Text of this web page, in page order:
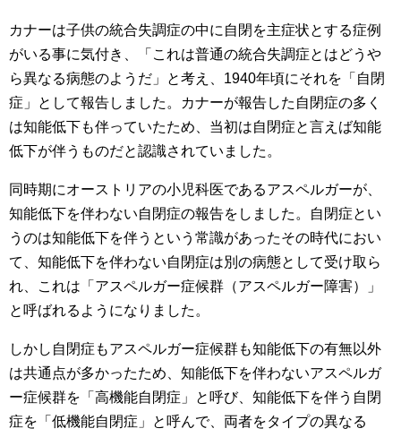
カナーは子供の統合失調症の中に自閉を主症状とする症例
がいる事に気付き、「これは普通の統合失調症とはどうや
ら異なる病態のようだ」と考え、1940年頃にそれを「自閉
症」として報告しました。カナーが報告した自閉症の多く
は知能低下も伴っていたため、当初は自閉症と言えば知能
低下が伴うものだと認識されていました。
同時期にオーストリアの小児科医であるアスペルガーが、
知能低下を伴わない自閉症の報告をしました。自閉症とい
うのは知能低下を伴うという常識があったその時代におい
て、知能低下を伴わない自閉症は別の病態として受け取ら
れ、これは「アスペルガー症候群（アスペルガー障害）」
と呼ばれるようになりました。
しかし自閉症もアスペルガー症候群も知能低下の有無以外
は共通点が多かったため、知能低下を伴わないアスペルガ
ー症候群を「高機能自閉症」と呼び、知能低下を伴う自閉
症を「低機能自閉症」と呼んで、両者をタイプの異なる